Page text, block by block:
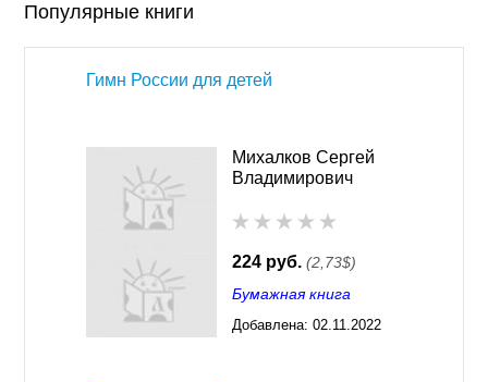
Популярные книги
Гимн России для детей
Михалков Сергей
Владимирович
224 руб. (2,73$)
Бумажная книга
Добавлена: 02.11.2022